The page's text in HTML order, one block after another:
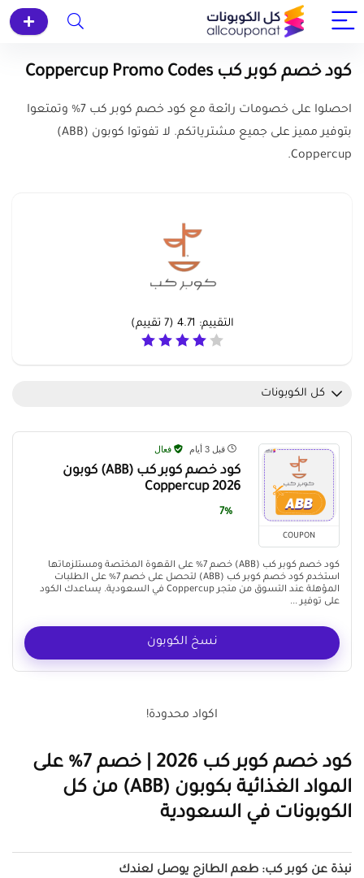
كود خصم كوبر كب Coppercup Promo Codes
احصلوا على خصومات رائعة مع كود خصم كوبر كب 7% وتمتعوا
بتوفير مميز على جميع مشترياتكم. لا تفوتوا كوبون (ABB)
Coppercup.
التقييم: 4.71
(
7 تقييم)
كل الكوبونات
COUPON
قبل 3 أيام فعال
كود خصم كوبر كب (ABB) كوبون
Coppercup 2026
7%
كود خصم كوبر كب (ABB) خصم 7% على القهوة المختصة ومستلزماتها
استخدم كود خصم كوبر كب (ABB) لتحصل على خصم 7% على الطلبات
المؤهلة عند التسوق من متجر Coppercup في السعودية. يساعدك الكود
على توفير ...
نسخ الكوبون
اكواد محدودة!
كود خصم كوبر كب 2026 | خصم 7% على
المواد الغذائية بكوبون (ABB) من كل
الكوبونات في السعودية
نبذة عن كوبر كب: طعم الطازج يوصل لعندك